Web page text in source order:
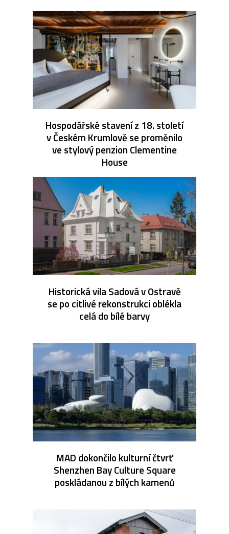
Hospodářské stavení z 18. století
v Českém Krumlově se proměnilo
ve stylový penzion Clementine
House
Historická vila Sadová v Ostravě
se po citlivé rekonstrukci oblékla
celá do bílé barvy
MAD dokončilo kulturní čtvrť
Shenzhen Bay Culture Square
poskládanou z bílých kamenů